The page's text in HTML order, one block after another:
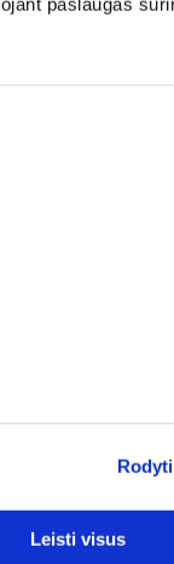
Leisti visus
svarbiausių
jaukumo, estetikos
sėdėti, valgyti,
kitų. Taip pat
jaukumo,
pritaikymo
aktualu ir atitinka